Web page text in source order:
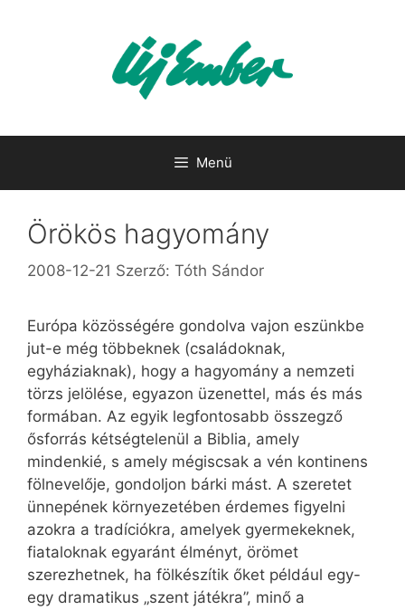
Menü
Örökös hagyomány
2008-12-21 Szerző: Tóth Sándor
Európa közösségére gondolva vajon eszünkbe
jut-e még többeknek (családoknak,
egyháziaknak), hogy a hagyomány a nemzeti
törzs jelölése, egyazon üzenettel, más és más
formában. Az egyik legfontosabb összegző
ősforrás kétségtelenül a Biblia, amely
mindenkié, s amely mégiscsak a vén kontinens
fölnevelője, gondoljon bárki mást. A szeretet
ünnepének környezetében érdemes figyelni
azokra a tradíciókra, amelyek gyermekeknek,
fiataloknak egyaránt élményt, örömet
szerezhetnek, ha fölkészítik őket például egy-
egy dramatikus „szent játékra”, minő a